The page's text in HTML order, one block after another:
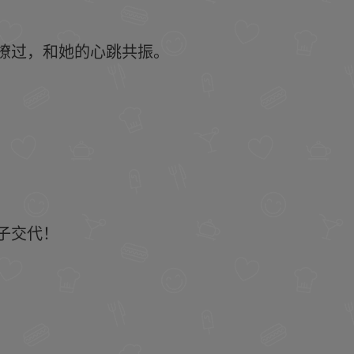
，和她的心跳共振。
代！